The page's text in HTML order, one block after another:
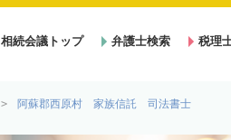
相続会議トップ 弁護士検索 税理
阿蘇郡西原村 家族信託 司法書士